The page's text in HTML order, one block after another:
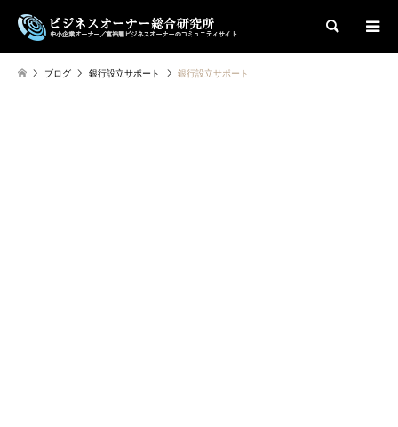
検索
ブログ 銀行設立サポート 銀行設立サポート